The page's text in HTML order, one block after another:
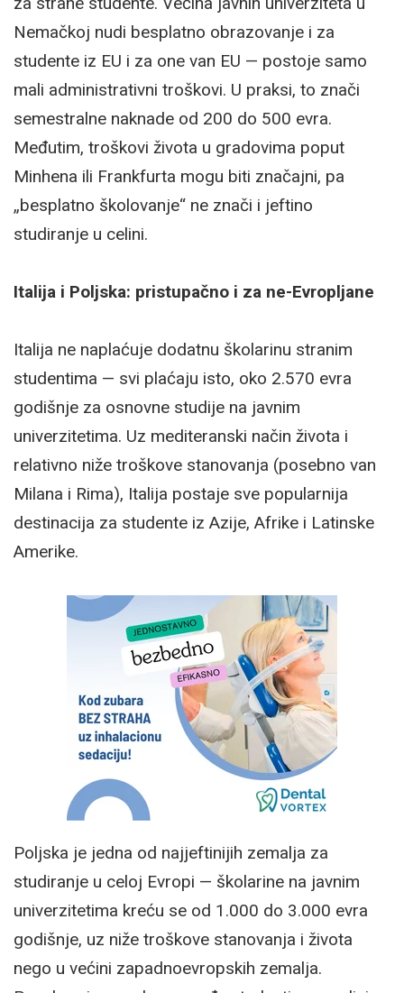
Nemačkoj nudi besplatno obrazovanje i za
studente iz EU i za one van EU — postoje samo
mali administrativni troškovi. U praksi, to znači
semestralne naknade od 200 do 500 evra.
Međutim, troškovi života u gradovima poput
Minhena ili Frankfurta mogu biti značajni, pa
„besplatno školovanje“ ne znači i jeftino
studiranje u celini.
Italija i Poljska: pristupačno i za ne-Evropljane
Italija ne naplaćuje dodatnu školarinu stranim
studentima — svi plaćaju isto, oko 2.570 evra
godišnje za osnovne studije na javnim
univerzitetima. Uz mediteranski način života i
relativno niže troškove stanovanja (posebno van
Milana i Rima), Italija postaje sve popularnija
destinacija za studente iz Azije, Afrike i Latinske
Amerike.
Poljska je jedna od najjeftinijih zemalja za
studiranje u celoj Evropi — školarine na javnim
univerzitetima kreću se od 1.000 do 3.000 evra
godišnje, uz niže troškove stanovanja i života
nego u većini zapadnoevropskih zemalja.